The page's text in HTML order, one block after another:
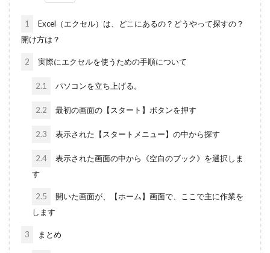
1
Excel（エクセル）は、どこにあるの？どうやって探すの？
開け方は？
2 実際にエクセルを使うための手順について
2.1 パソコンを立ち上げる。
2.2 最初の画面の【スタート】ボタンを押す
2.3 表示された【スタートメニュー】の中から探す
2.4
表示された画面の中から《空白のブック》を選択しま
す
2.5
開いた画面が、【ホーム】画面で、ここで主に作業を
します
3 まとめ